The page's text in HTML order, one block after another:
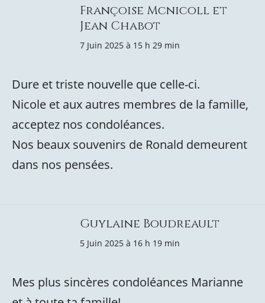
Françoise Mcnicoll et
Jean Chabot
7 Juin 2025 à 15 h 29 min
Dure et triste nouvelle que celle-ci.
Nicole et aux autres membres de la famille,
acceptez nos condoléances.
Nos beaux souvenirs de Ronald demeurent
dans nos pensées.
Guylaine Boudreault
5 Juin 2025 à 16 h 19 min
Mes plus sincères condoléances Marianne